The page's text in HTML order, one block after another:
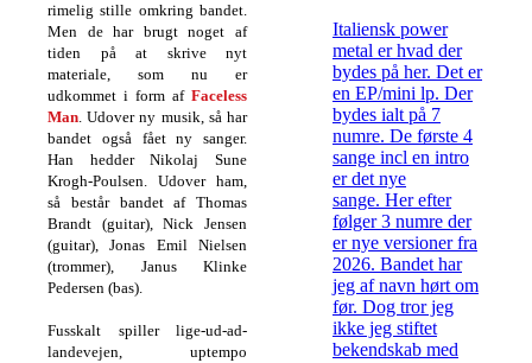
rimelig stille omkring bandet.
Men de har brugt noget af
tiden på at skrive nyt
materiale, som nu er
udkommet i form af Faceless
Man. Udover ny musik, så har
bandet også fået ny sanger.
Han hedder Nikolaj Sune
Krogh-Poulsen. Udover ham,
så består bandet af Thomas
Brandt (guitar), Nick Jensen
(guitar), Jonas Emil Nielsen
(trommer), Janus Klinke
Pedersen (bas).
Fusskalt spiller lige-ud-ad-
landevejen, uptempo
Italiensk power
metal er hvad der
bydes på her. Det er
en EP/mini lp. Der
bydes ialt på 7
numre. De første 4
sange incl en intro
er det nye
sange. Her efter
følger 3 numre der
er nye versioner fra
2026. Bandet har
jeg af navn hørt om
før. Dog tror jeg
ikke jeg stiftet
bekendskab med